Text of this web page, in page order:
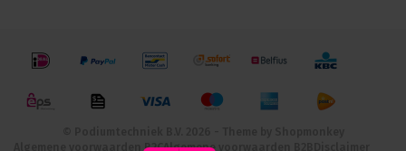
Algemene voorwaarden B2CAlgemene voorwaarden B2B